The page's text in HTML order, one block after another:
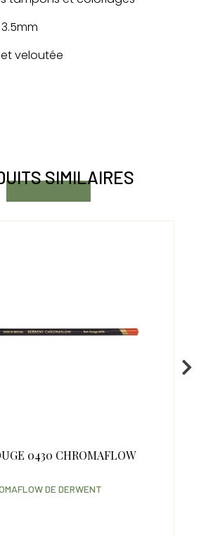
veloutée
SIMILAIRES
0430 CHROMAFLOW
DE DERWENT